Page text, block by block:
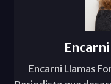
Encarni Llamas